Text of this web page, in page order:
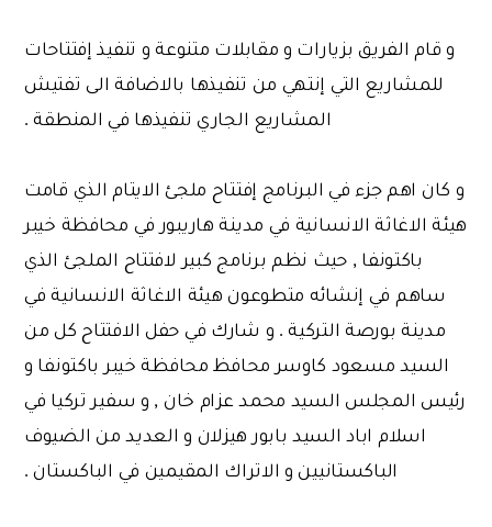
و قام الفريق بزيارات و مقابلات متنوعة و تنفيذ إفتتاحات
للمشاريع التي إنتهي من تنفيذها بالاضافة الى تفتيش
المشاريع الجاري تنفيذها في المنطقة .
و كان اهم جزء في البرنامج إفتتاح ملجئ الايتام الذي قامت
هيئة الاغاثة الانسانية في مدينة هاريبور في محافظة خيبر
باكتونفا , حيث نظم برنامج كبير لافتتاح الملجئ الذي
ساهم في إنشائه متطوعون هيئة الاغاثة الانسانية في
مدينة بورصة التركية . و شارك في حفل الافتتاح كل من
السيد مسعود كاوسر محافظ محافظة خيبر باكتونفا و
رئيس المجلس السيد محمد عزام خان , و سفير تركيا في
اسلام اباد السيد بابور هيزلان و العديد من الضيوف
الباكستانيين و الاتراك المقيمين في الباكستان .